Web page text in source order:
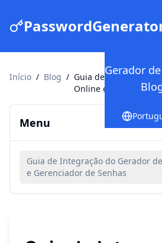
Gerador
Início / Blog / Guia de Integração
Online e Gerenciador
Menu
Guia de Integração do Gerador
e Gerenciador de Senhas